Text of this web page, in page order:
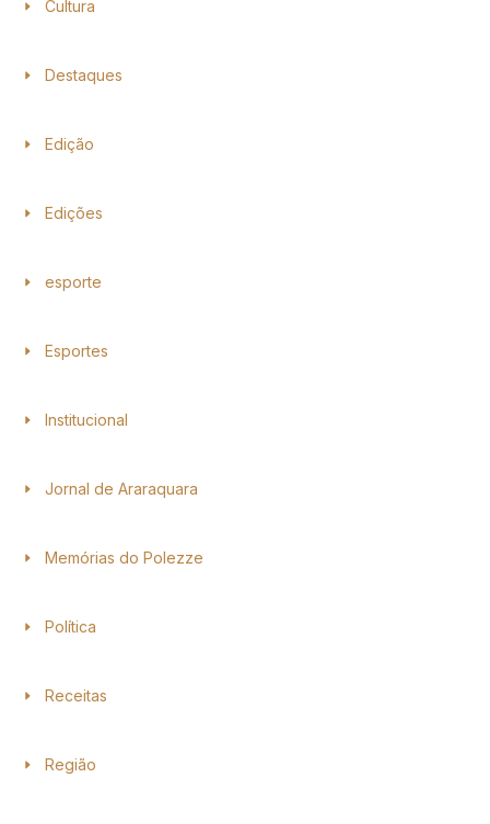
Cultura
Destaques
Edição
Edições
esporte
Esportes
Institucional
Jornal de Araraquara
Memórias do Polezze
Política
Receitas
Região